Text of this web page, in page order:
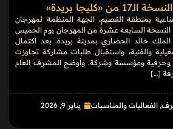
«كليجا بريدة»
بمنطقة القصيم، الجهة المنظمة لمهرجان
النسخة السابعة عشرة من المهرجان يوم الخميس
الملك خالد الحضاري بمدينة بريدة، بعد اكتمال
والفنية، واستقبال طلبات مشاركة تجاوزت
وحرفية ومؤسسة وشركة. وأوضح المشرف العام
[…]
, الفعاليات والمناسبات
يناير 9, 2026